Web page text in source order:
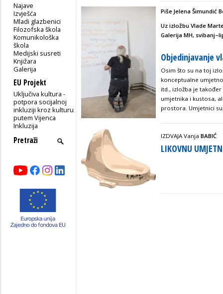
Najave
Izvješća
Mladi glazbenici
Filozofska škola
Komunikološka
škola
Medijski susreti
Knjižara
Galerija
EU Projekt
Uključiva kultura -
potpora socijalnoj
inkluziji kroz kulturu
putem Vijenca
Inkluzija
Piše Jelena Šimundić
Uz izložbu Vlade
Galerija MH,
Objedinjavanje
Osim što su na toj
konceptualne
itd., izložba je
umjetnika i kustosa,
prostora. Umjetnici
IZDVAJA Vanja BABIĆ
LIKOVNU